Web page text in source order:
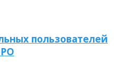
пользователей